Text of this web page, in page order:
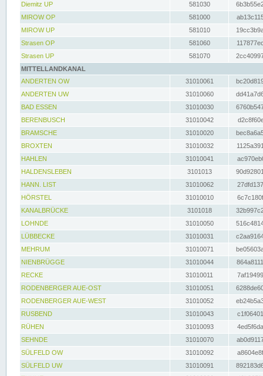
Diemitz UP
581030
MIROW OP
581000
MIROW UP
581010
Strasen OP
581060
Strasen UP
581070
MITTELLANDKANAL
ANDERTEN OW
31010061
ANDERTEN UW
31010060
BAD ESSEN
31010030
BERENBUSCH
31010042
BRAMSCHE
31010020
BROXTEN
31010032
HAHLEN
31010041
HALDENSLEBEN
3101013
HANN. LIST
31010062
HÖRSTEL
31010010
KANALBRÜCKE
3101018
LOHNDE
31010050
LÜBBECKE
31010031
MEHRUM
31010071
NIENBRÜGGE
31010044
RECKE
31010011
RODENBERGER AUE-OST
31010051
RODENBERGER AUE-WEST
31010052
RUSBEND
31010043
RÜHEN
31010093
SEHNDE
31010070
SÜLFELD OW
31010092
SÜLFELD UW
31010091